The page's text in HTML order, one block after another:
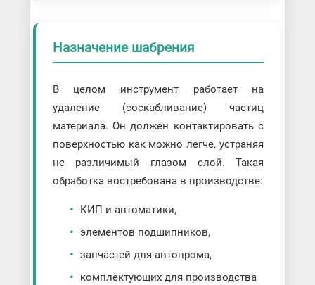
Назначение шабрения
В целом инструмент работает на
удаление (соскабливание) частиц
материала. Он должен контактировать с
поверхностью как можно легче, устраняя
не различимый глазом слой. Такая
обработка востребована в производстве:
КИП и автоматики,
элементов подшипников,
запчастей для автопрома,
комплектующих для производства